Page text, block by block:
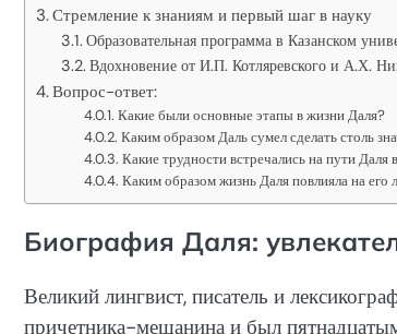
Стремление к знаниям и первый шаг в науку
Образовательная программа в Казанском
Вдохновение от И.П. Котляревского и А.Х.
Вопрос-ответ:
Какие были основные этапы в жизни Даля?
Каким образом Даль сумел сделать столь
Какие трудности встречались на пути Даля
Каким образом жизнь Даля повлияла на его
Биография Даля:
Великий лингвист, писатель и
причетника-мещанина и был